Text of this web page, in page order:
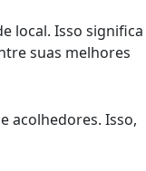
local. Isso significa
suas melhores
acolhedores. Isso,